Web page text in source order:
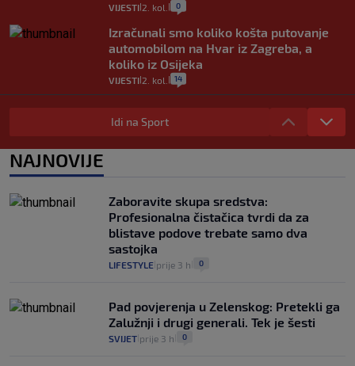
VIJESTI 2. kol. 0
Izračunali smo koliko košta putovanje
automobilom na Hvar iz Zagreba, a
koliko iz Osijeka
VIJESTI 2. kol. 14
"Kći je otišla na more, a zaboravila
zdravstvenu iskaznicu". Kakva su prava
pacijenata izvan mjesta prebivališta?
1
Plenković na 15 dana ukine mjere: "Ne bi
se dogodilo ništa. Vlada se zaljubila u te
intervencije"
30. srp. 25
Idi na Sport
NAJNOVIJE
Zaboravite skupa sredstva:
Profesionalna čistačica tvrdi da za
blistave podove trebate samo dva
sastojka
LIFESTYLE prije 3 h 0
Pad povjerenja u Zelenskog: Pretekli ga
Zalužnji i drugi generali. Tek je šesti
SVIJET prije 3 h 0